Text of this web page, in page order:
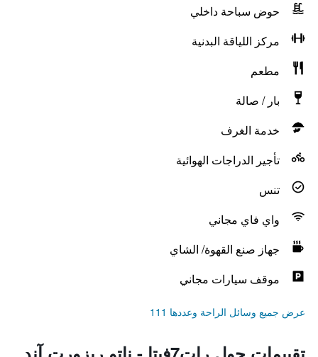
حوض سباحة داخلي
مركز اللياقة البدنية
مطعم
بار / صالة
خدمة الغرف
تأجير الدراجات الهوائية
تنس
واي فاي مجاني
جهاز صنع القهوة/ الشاي
موقف سيارات مجاني
عرض جميع وسائل الراحة وعددها 111